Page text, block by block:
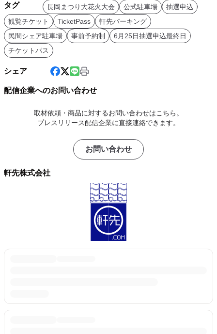
タグ 長岡まつり大花火大会 公式駐車場
抽選申込
観覧チケット
TicketPass
軒先パーキング
民間シェア駐車場
事前予約制
6月25日抽選申込最終日
チケットパス
シェア
配信企業へのお問い合わせ
取材依頼・商品に対するお問い合わせはこちら。
プレスリリース配信企業に直接連絡できます。
お問い合わせ
軒先株式会社